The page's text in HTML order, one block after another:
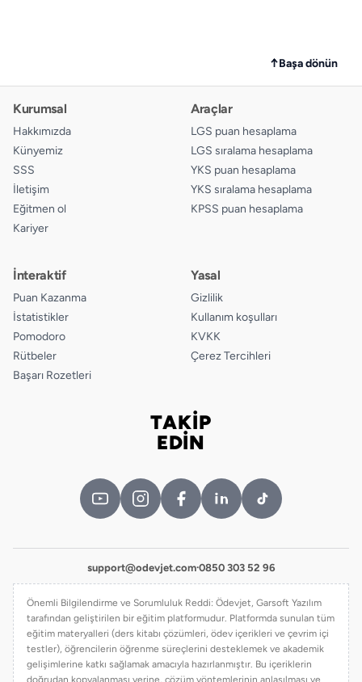
↑Başa dönün
Kurumsal
Hakkımızda
Künyemiz
SSS
İletişim
Eğitmen ol
Kariyer
Araçlar
LGS puan hesaplama
LGS sıralama hesaplama
YKS puan hesaplama
YKS sıralama hesaplama
KPSS puan hesaplama
İnteraktif
Puan Kazanma
İstatistikler
Pomodoro
Rütbeler
Başarı Rozetleri
Yasal
Gizlilik
Kullanım koşulları
KVKK
Çerez Tercihleri
TAKİP
EDİN
support@odevjet.com·0850 303 52 96
Önemli Bilgilendirme ve Sorumluluk Reddi: Ödevjet, Garsoft Yazılım
tarafından geliştirilen bir eğitim platformudur. Platformda sunulan tüm
eğitim materyalleri (ders kitabı çözümleri, ödev içerikleri ve çevrim içi
testler), öğrencilerin öğrenme süreçlerini desteklemek ve akademik
gelişimlerine katkı sağlamak amacıyla hazırlanmıştır. Bu içeriklerin
doğrudan kopyalanması yerine, çözüm yöntemlerinin anlaşılması ve